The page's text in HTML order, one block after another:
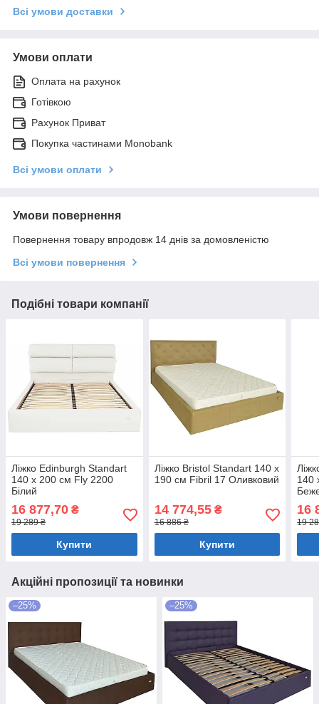
Всі умови доставки
Умови оплати
Оплата на рахунок
Готівкою
Рахунок Приват
Покупка частинами Monobank
Всі умови оплати
Умови повернення
Повернення товару впродовж 14 днів за домовленістю
Всі умови повернення
Подібні товари компанії
Ліжко Edinburgh Standart
140 х 200 см Fly 2200
Білий
16 877,70 ₴
19 289 ₴
Купити
Ліжко Bristol Standart 140 х
190 см Fibril 17 Оливковий
14 774,55₴
16 886 ₴
Купити
140
16
19
Акційні пропозиції та новинки
–25% –25%